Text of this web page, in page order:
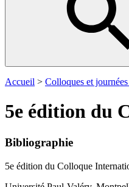
Accueil > Colloques et journées
5e édition du
Bibliographie
5e édition du Colloque